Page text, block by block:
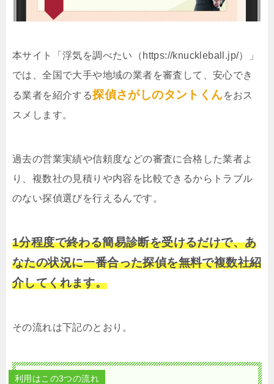
本サイト「浮気を調べたい（https://knuckleball.jp/）」
では、全国で大手や地域の業者を審査して、安心でき
る業者を紹介する探偵さがしのタントくんをおス
スメします。
過去の営業実績や信頼度などの審査に合格した業者よ
り、複数社の見積りや内容を比較できるからトラブル
のない探偵選びを行えるんです。
1分程度で終わる簡易診断を受けるだけで、あ
なたの状況に一番合った探偵を無料で複数社紹
介してくれます。
その流れは下記のとおり。
利用はこの3つの流れ